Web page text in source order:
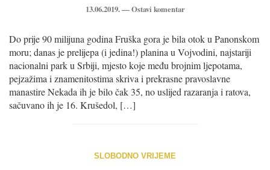
13.06.2019. —Ostavi komentar
Do prije 90 milijuna godina Fruška gora je bila otok u Panonskom
moru; danas je prelijepa (i jedina!) planina u Vojvodini, najstariji
nacionalni park u Srbiji, mjesto koje među brojnim ljepotama,
pejzažima i znamenitostima skriva i prekrasne pravoslavne
manastire Nekada ih je bilo čak 35, no uslijed razaranja i ratova,
sačuvano ih je 16. Krušedol, […]
SLOBODNO VRIJEME